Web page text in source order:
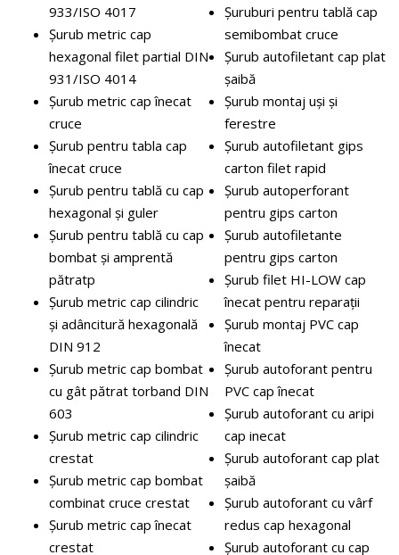
933/ISO 4017
Șurub metric cap
hexagonal filet partial DIN
931/ISO 4014
Șurub metric cap înecat
cruce
Șurub pentru tabla cap
înecat cruce
Șurub pentru tablă cu cap
hexagonal și guler
Șurub pentru tablă cu cap
bombat și amprentă
pătratp
Șurub metric cap cilindric
și adâncitură hexagonală
DIN 912
Șurub metric cap bombat
cu gât pătrat torband DIN
603
Șurub metric cap cilindric
crestat
Șurub metric cap bombat
combinat cruce crestat
Șurub metric cap înecat
crestat
Șuruburi pentru tablă cap
semibombat cruce
Șurub autofiletant cap plat
șaibă
Șurub montaj uși și
ferestre
Șurub autofiletant gips
carton filet rapid
Șurub autoperforant
pentru gips carton
Șurub autofiletante
pentru gips carton
Șurub filet HI-LOW cap
înecat pentru reparații
Șurub montaj PVC cap
înecat
Șurub autoforant pentru
PVC cap înecat
Șurub autoforant cu aripi
cap inecat
Șurub autoforant cap plat
șaibă
Șurub autoforant cu vârf
redus cap hexagonal
Șurub autoforant cu cap